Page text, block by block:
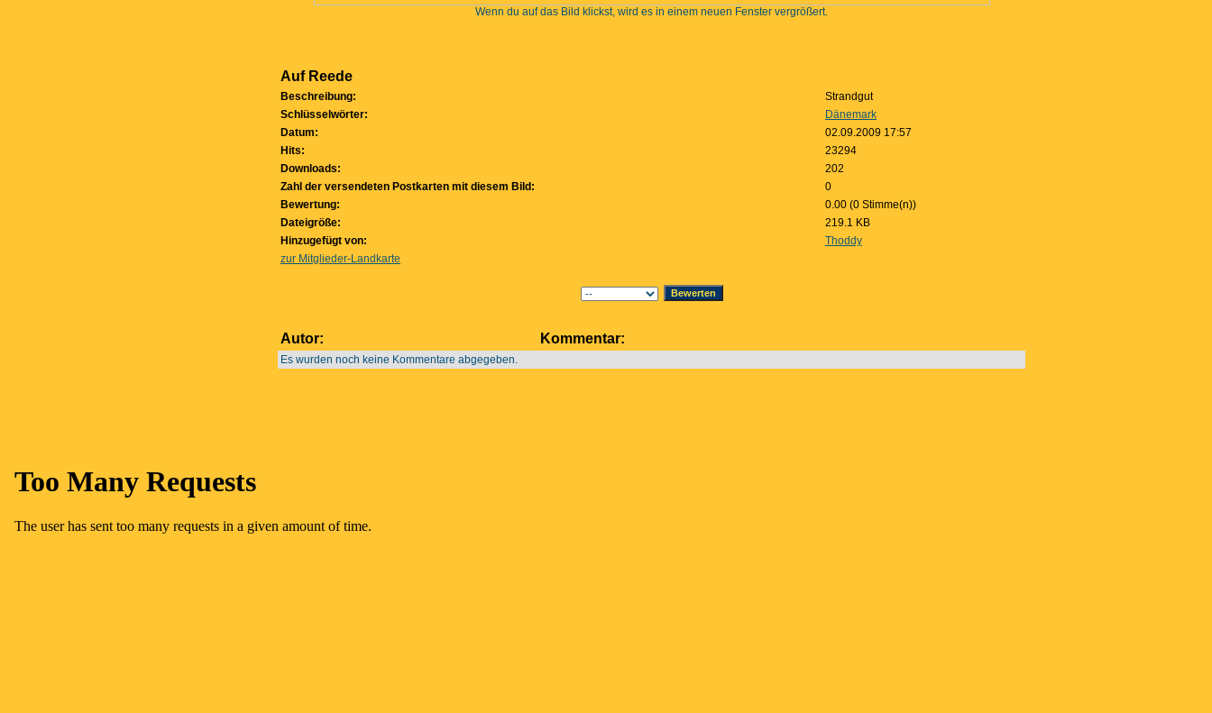
Wenn du auf das Bild klickst, wird es in einem neuen Fenster vergrößert.
Auf Reede
Beschreibung:
Strandgut
Schlüsselwörter:
Dänemark
Datum:
02.09.2009 17:57
Hits:
23294
Downloads:
202
Zahl der versendeten Postkarten mit diesem Bild:
0
Bewertung:
0.00 (0 Stimme(n))
Dateigröße:
219.1 KB
Hinzugefügt von:
Thoddy
zur Mitglieder-Landkarte
Autor: Kommentar:
Es wurden noch keine Kommentare abgegeben.